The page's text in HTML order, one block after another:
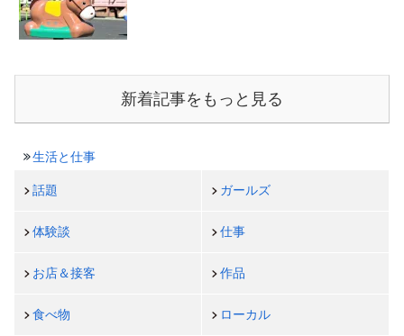
新着記事をもっと見る
生活と仕事
話題 ガールズ
体験談 仕事
お店＆接客 作品
食べ物 ローカル